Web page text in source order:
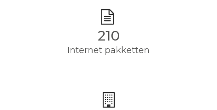
210
Internet pakketten